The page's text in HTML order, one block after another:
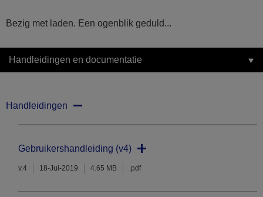
Bezig met laden. Een ogenblik geduld...
Handleidingen en documentatie
Handleidingen
Gebruikershandleiding (v4)
v.4 18-Jul-2019 4.65 MB .pdf